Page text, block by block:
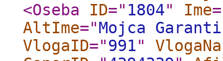
<Oseba
ID=" 1804" Ime
AltIme="Mojca
VlogaID="991"